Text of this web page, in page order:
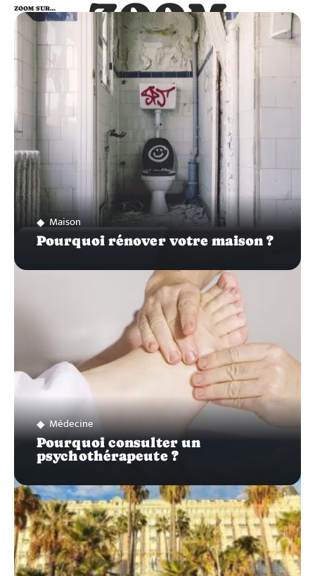
ZOOM
SUR…
ZOOM SUR…
Maison
Pourquoi rénover votre maison ?
Médecine
Pourquoi consulter un
psychothérapeute ?